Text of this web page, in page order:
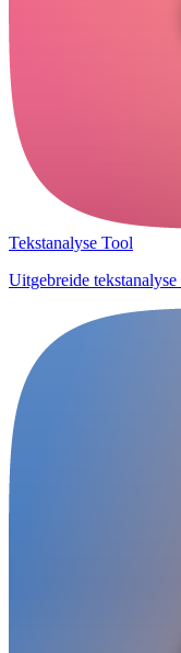
Tekstanalyse Tool
Uitgebreide